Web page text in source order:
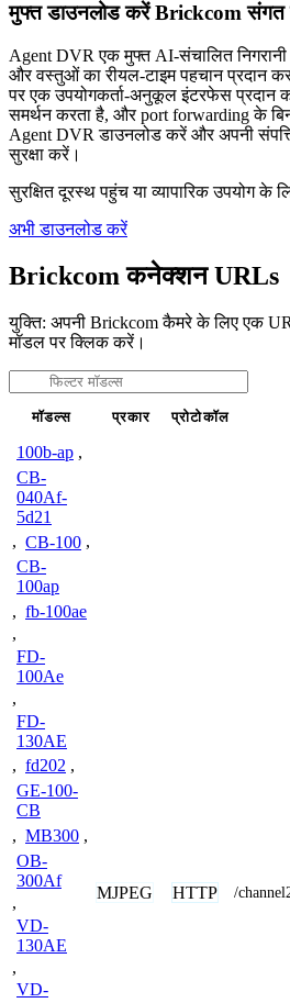
मुफ्त डाउनलोड करें Brickcom संगत
Agent DVR एक मुफ्त AI-संचालित निगरानी
और वस्तुओं का रीयल-टाइम पहचान प्रदान
पर एक उपयोगकर्ता-अनुकूल इंटरफेस प्रदान
समर्थन करता है, और port forwarding के
Agent DVR डाउनलोड करें और अपनी
सुरक्षा करें।
सुरक्षित दूरस्थ पहुंच या व्यापारिक उपयोग के
अभी डाउनलोड करें
Brickcom कनेक्शन URLs
युक्ति: अपनी Brickcom कैमरे के लिए एक
मॉडल पर क्लिक करें।
मॉडल्स प्रकार प्रोटोकॉल
100b-ap ,
CB-
040Af-
5d21
, CB-100 ,
CB-
100ap
, fb-100ae
,
FD-
100Ae
,
FD-
130AE
, fd202 ,
GE-100-
CB
, MB300 ,
OB-
300Af
,
VD-
130AE
,
VD-
MJPEG HTTP /